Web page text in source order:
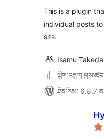
This is a plugin
individual posts
site.
Isamu Takeda
ཐོན་རིམ་ 6.8.7